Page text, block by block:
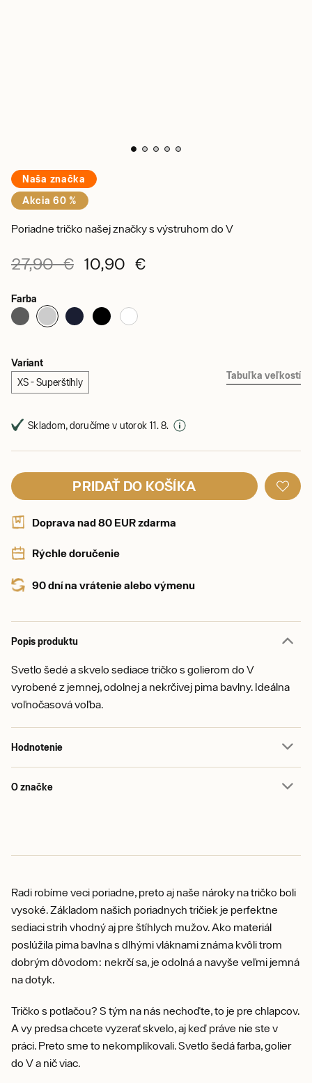
Naša značka
Akcia 60 %
Poriadne tričko našej značky s výstruhom do V
27,90 € 10,90 €
Farba
Variant
XS - Superštíhly
Tabuľka veľkostí
Skladom, doručíme v utorok 11. 8.
PRIDAŤ DO KOŠÍKA
Doprava nad 80 EUR zdarma
Rýchle doručenie
90 dní na vrátenie alebo výmenu
Popis produktu
Svetlo šedé a skvelo sediace tričko s golierom do V
vyrobené z jemnej, odolnej a nekrčivej pima bavlny. Ideálna
voľnočasová voľba.
Hodnotenie
O značke
Radi robíme veci poriadne, preto aj naše nároky na tričko boli
vysoké. Základom našich poriadnych tričiek je perfektne
sediaci strih vhodný aj pre štíhlych mužov. Ako materiál
poslúžila pima bavlna s dlhými vláknami známa kvôli trom
dobrým dôvodom: nekrčí sa, je odolná a navyše veľmi jemná
na dotyk.
Tričko s potlačou? S tým na nás nechoďte, to je pre chlapcov.
A vy predsa chcete vyzerať skvelo, aj keď práve nie ste v
práci. Preto sme to nekomplikovali. Svetlo šedá farba, golier
do V a nič viac.